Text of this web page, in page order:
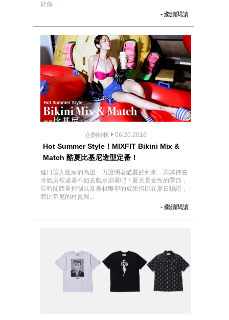
於倫...
- 繼續閱讀
企劃特輯 06.20.2016
Hot Summer Style！MIXFIT Bikini Mix &
Match 酷夏比基尼造型定番！
連日讓人難耐的高溫一再證明著酷夏的到來，與其待在
冷氣房裡避暑不如去戲水消暑吧！夏天是女性的季節，
長時間體重控制以及身材雕塑的成果得以在夏日驗證，
而比基尼的材質與...
- 繼續閱讀